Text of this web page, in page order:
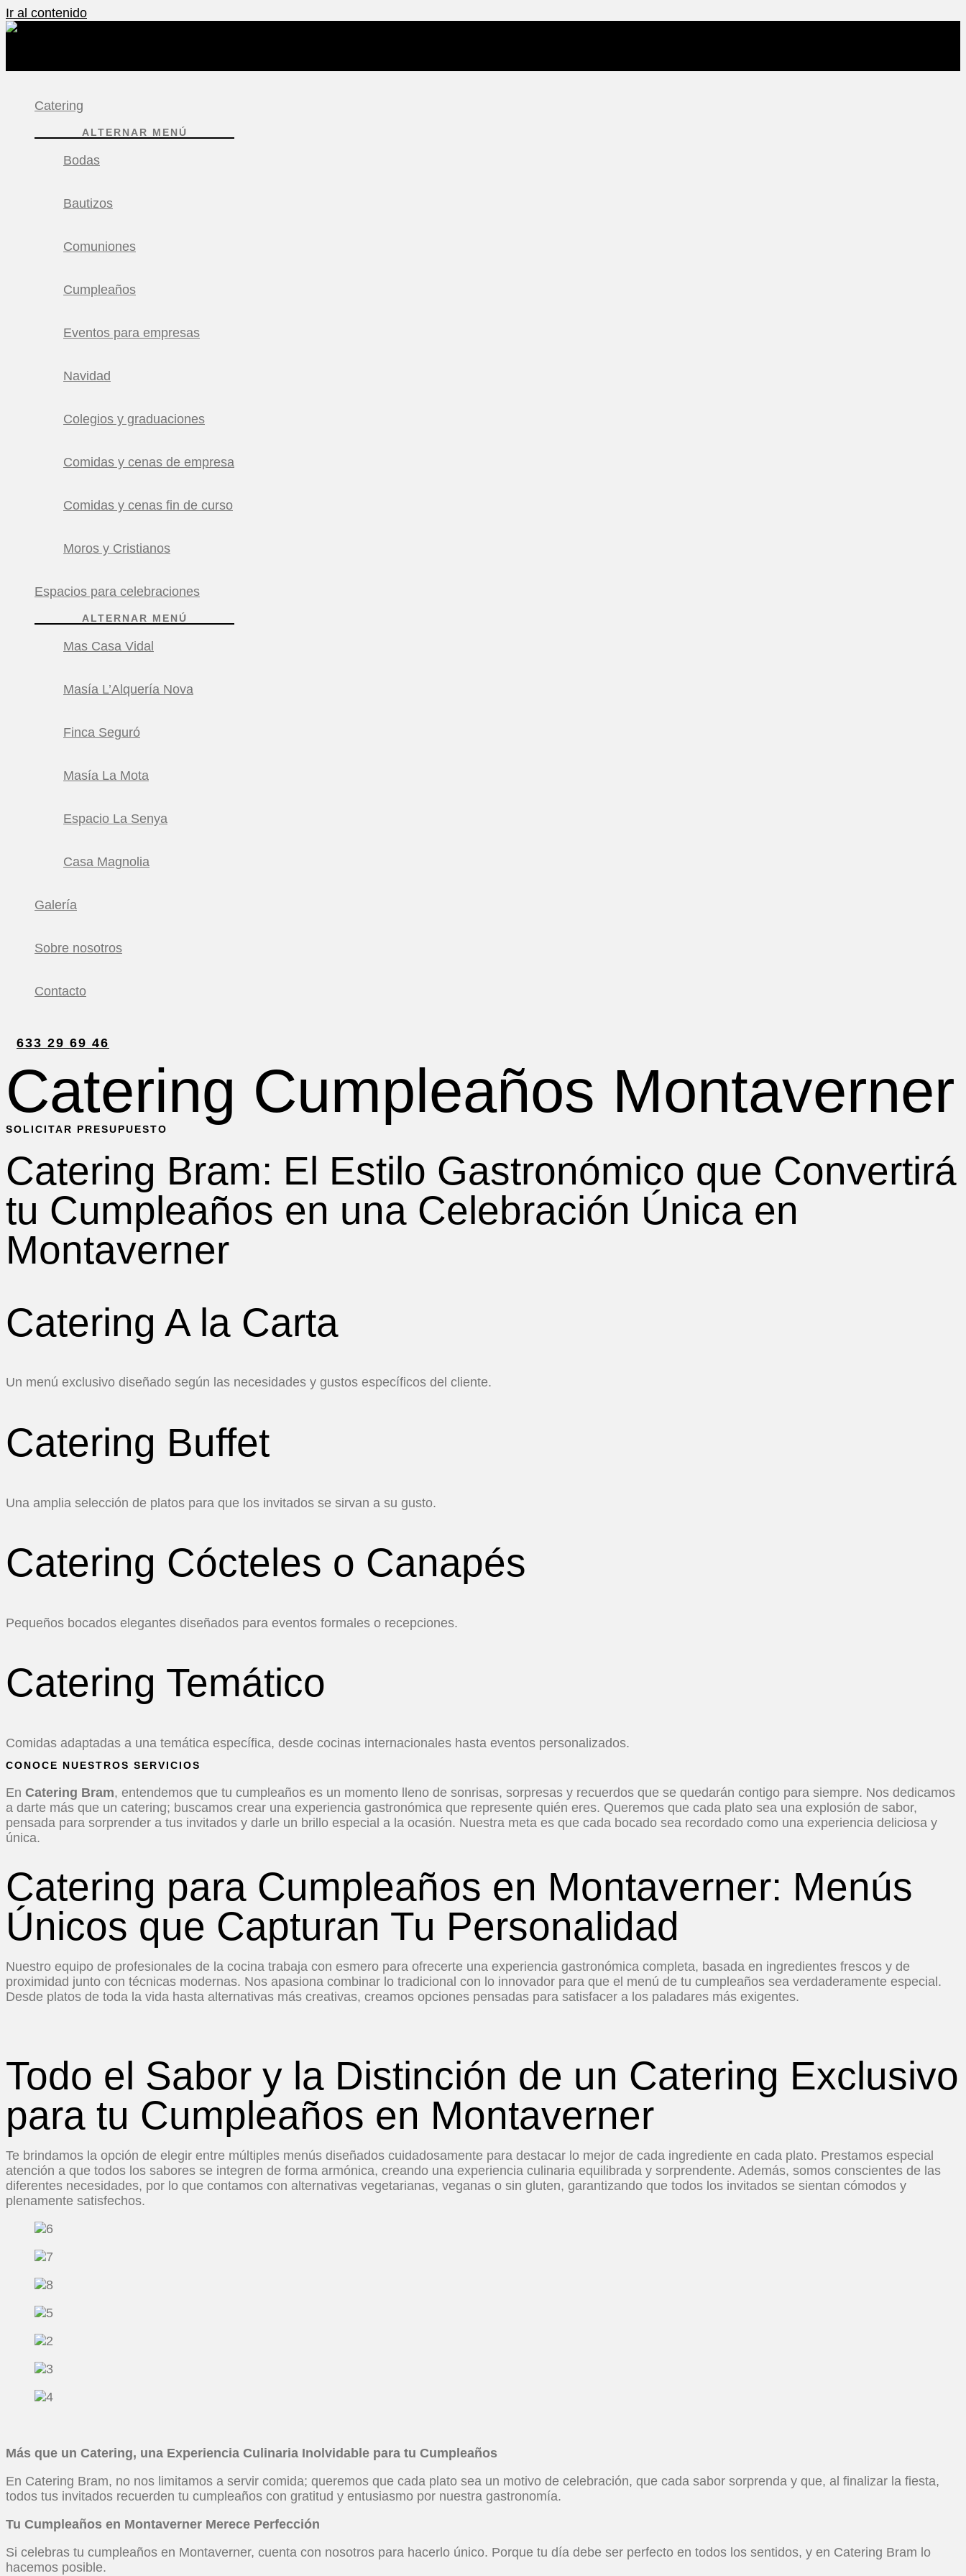
Ir al contenido
Catering
ALTERNAR MENÚ
Bodas
Bautizos
Comuniones
Cumpleaños
Eventos para empresas
Navidad
Colegios y graduaciones
Comidas y cenas de empresa
Comidas y cenas fin de curso
Moros y Cristianos
Espacios para celebraciones
ALTERNAR MENÚ
Mas Casa Vidal
Masía L’Alquería Nova
Finca Seguró
Masía La Mota
Espacio La Senya
Casa Magnolia
Galería
Sobre nosotros
Contacto
633 29 69 46
Catering Cumpleaños Montaverner
SOLICITAR PRESUPUESTO
Catering Bram: El Estilo Gastronómico que Convertirá
tu Cumpleaños en una Celebración Única en
Montaverner
Catering A la Carta
Un menú exclusivo diseñado según las necesidades y gustos específicos del cliente.
Catering Buffet
Una amplia selección de platos para que los invitados se sirvan a su gusto.
Catering Cócteles o Canapés
Pequeños bocados elegantes diseñados para eventos formales o recepciones.
Catering Temático
Comidas adaptadas a una temática específica, desde cocinas internacionales hasta eventos personalizados.
CONOCE NUESTROS SERVICIOS
En Catering Bram, entendemos que tu cumpleaños es un momento lleno de sonrisas, sorpresas y recuerdos que se quedarán contigo para siempre. Nos dedicamos
a darte más que un catering; buscamos crear una experiencia gastronómica que represente quién eres. Queremos que cada plato sea una explosión de sabor,
pensada para sorprender a tus invitados y darle un brillo especial a la ocasión. Nuestra meta es que cada bocado sea recordado como una experiencia deliciosa y
única.
Catering para Cumpleaños en Montaverner: Menús
Únicos que Capturan Tu Personalidad
Nuestro equipo de profesionales de la cocina trabaja con esmero para ofrecerte una experiencia gastronómica completa, basada en ingredientes frescos y de
proximidad junto con técnicas modernas. Nos apasiona combinar lo tradicional con lo innovador para que el menú de tu cumpleaños sea verdaderamente especial.
Desde platos de toda la vida hasta alternativas más creativas, creamos opciones pensadas para satisfacer a los paladares más exigentes.
Todo el Sabor y la Distinción de un Catering Exclusivo
para tu Cumpleaños en Montaverner
Te brindamos la opción de elegir entre múltiples menús diseñados cuidadosamente para destacar lo mejor de cada ingrediente en cada plato. Prestamos especial
atención a que todos los sabores se integren de forma armónica, creando una experiencia culinaria equilibrada y sorprendente. Además, somos conscientes de las
diferentes necesidades, por lo que contamos con alternativas vegetarianas, veganas o sin gluten, garantizando que todos los invitados se sientan cómodos y
plenamente satisfechos.
Más que un Catering, una Experiencia Culinaria Inolvidable para tu Cumpleaños
En Catering Bram, no nos limitamos a servir comida; queremos que cada plato sea un motivo de celebración, que cada sabor sorprenda y que, al finalizar la fiesta,
todos tus invitados recuerden tu cumpleaños con gratitud y entusiasmo por nuestra gastronomía.
Tu Cumpleaños en Montaverner Merece Perfección
Si celebras tu cumpleaños en Montaverner, cuenta con nosotros para hacerlo único. Porque tu día debe ser perfecto en todos los sentidos, y en Catering Bram lo
hacemos posible.